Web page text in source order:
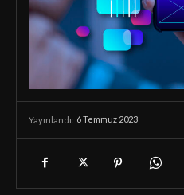
Yayınlandı: 6 Temmuz 2023